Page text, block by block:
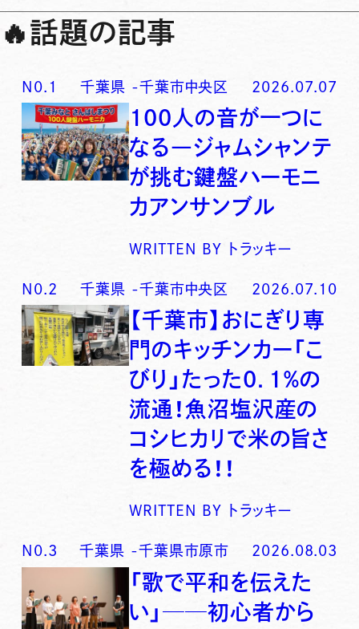
🔥話題の記事
N0. 1 千葉県 -千葉市中央区 2026.07.07
100人の音が一つに
なる―ジャムシャンテ
が挑む鍵盤ハーモニ
カアンサンブル
WRITTEN BY トラッキー
N0. 2 千葉県 -千葉市中央区 2026.07.10
【千葉市】おにぎり専
門のキッチンカー「こ
びり」たった0．1％の
流通！魚沼塩沢産の
コシヒカリで米の旨さ
を極める！！
WRITTEN BY トラッキー
N0. 3 千葉県 -千葉県市原市 2026.08.03
「歌で平和を伝えた
い」──初心者から